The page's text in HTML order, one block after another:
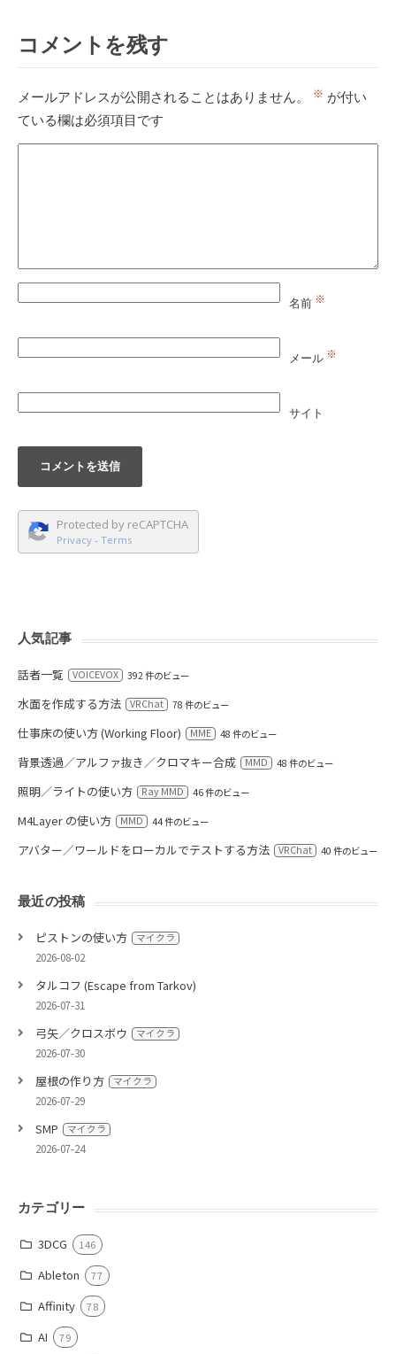
コメントを残す
メールアドレスが公開されることはありません。 ※ が付い
ている欄は必須項目です
名前 ※
メール ※
サイト
Protected by reCAPTCHA
Privacy - Terms
人気記事
話者一覧 VOICEVOX 392 件のビュー
水面を作成する方法 VRChat 78 件のビュー
仕事床の使い方 (Working Floor) MME 48 件のビュー
背景透過／アルファ抜き／クロマキー合成 MMD 48 件のビュー
照明／ライトの使い方 Ray MMD 46 件のビュー
M4Layer の使い方 MMD 44 件のビュー
アバター／ワールドをローカルでテストする方法 VRChat 40 件のビュー
最近の投稿
ピストンの使い方 マイクラ
2026-08-02
タルコフ (Escape from Tarkov)
2026-07-31
弓矢／クロスボウ マイクラ
2026-07-30
屋根の作り方 マイクラ
2026-07-29
SMP マイクラ
2026-07-24
カテゴリー
3DCG 146
Ableton 77
Affinity 78
AI 79